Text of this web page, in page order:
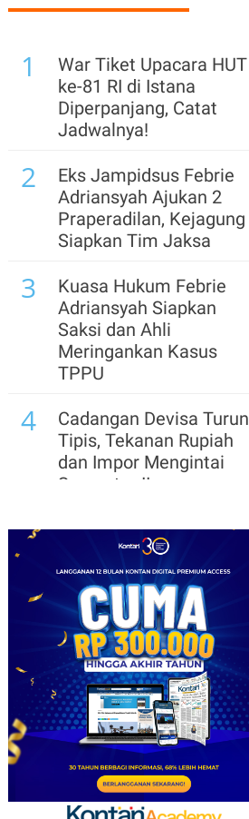
1
War Tiket Upacara HUT
ke-81 RI di Istana
Diperpanjang, Catat
Jadwalnya!
2
Eks Jampidsus Febrie
Adriansyah Ajukan 2
Praperadilan, Kejagung
Siapkan Tim Jaksa
3
Kuasa Hukum Febrie
Adriansyah Siapkan
Saksi dan Ahli
Meringankan Kasus
TPPU
4
Cadangan Devisa Turun
Tipis, Tekanan Rupiah
dan Impor Mengintai
Semester II